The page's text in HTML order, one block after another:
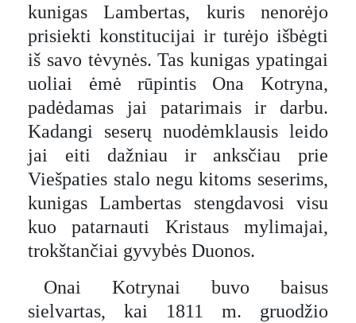
kunigas Lambertas, kuris nenorėjo
prisiekti konstitucijai ir turėjo išbėgti
iš savo tėvynės. Tas kunigas ypatingai
uoliai ėmė rūpintis Ona Kotryna,
padėdamas jai patarimais ir darbu.
Kadangi seserų nuodėmklausis leido
jai eiti dažniau ir anksčiau prie
Viešpaties stalo negu kitoms seserims,
kunigas Lambertas stengdavosi visu
kuo patarnauti Kristaus mylimajai,
trokštančiai gyvybės Duonos.
Onai Kotrynai buvo baisus
sielvartas, kai 1811 m. gruodžio